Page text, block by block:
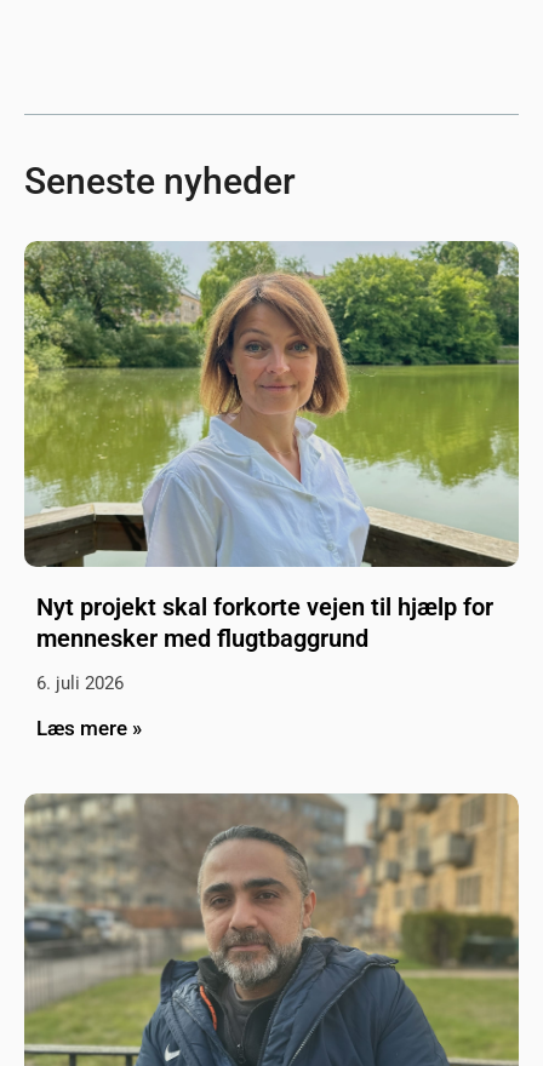
Seneste nyheder
Nyt projekt skal forkorte vejen til hjælp for
mennesker med flugtbaggrund
6. juli 2026
Læs mere »